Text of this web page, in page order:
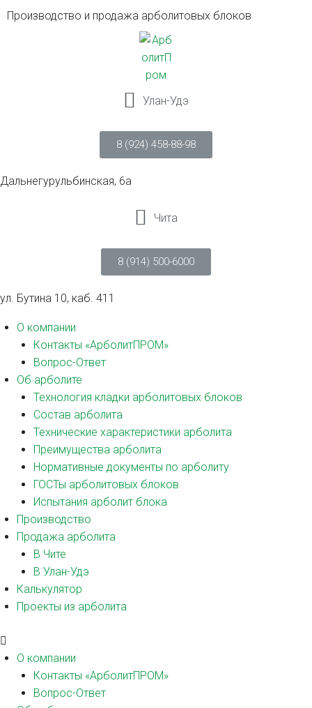
Производство и продажа арболитовых блоков
Улан-Удэ
8 (924) 458-88-98
Дальнегурульбинская, 6а
Чита
8 (914) 500-6000
ул. Бутина 10, каб. 411
О компании
Контакты «АрболитПРОМ»
Вопрос-Ответ
Об арболите
Технология кладки арболитовых блоков
Состав арболита
Технические характеристики арболита
Преимущества арболита
Нормативные документы по арболиту
ГОСТы арболитовых блоков
Испытания арболит блока
Производство
Продажа арболита
В Чите
В Улан-Удэ
Калькулятор
Проекты из арболита
О компании
Контакты «АрболитПРОМ»
Вопрос-Ответ